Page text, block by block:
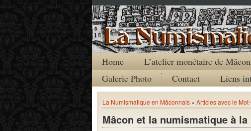
Home L’atelier monétaire de Mâcon
Galerie Photo
Contact Liens
La Numismatique en Mâconnais » Articles avec le
Mâcon et la numismatique à la